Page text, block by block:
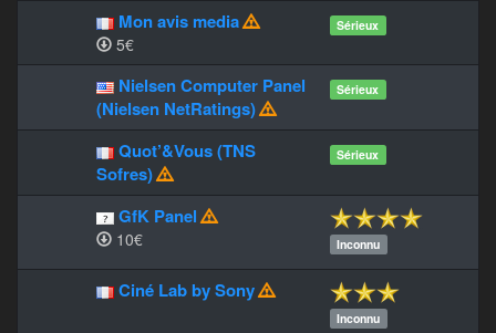
Mon avis media
5€
Sérieux
Nielsen Computer Panel
(Nielsen NetRatings)
Sérieux
Quot’&Vous (TNS
Sofres)
Sérieux
GfK Panel
10€ Inconnu
Ciné Lab by Sony
Inconnu